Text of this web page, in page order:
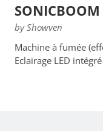
by Showven
Machine à fumée
Eclairage LED intégré